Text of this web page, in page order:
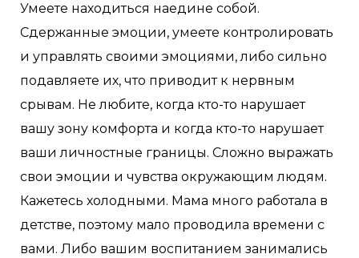
Умеете находиться наедине собой.
Сдержанные эмоции, умеете контролировать
и управлять своими эмоциями, либо сильно
подавляете их, что приводит к нервным
срывам. Не любите, когда кто-то нарушает
вашу зону комфорта и когда кто-то нарушает
ваши личностные границы. Сложно выражать
свои эмоции и чувства окружающим людям.
Кажетесь холодными. Мама много работала в
детстве, поэтому мало проводила времени с
вами. Либо вашим воспитанием занимались